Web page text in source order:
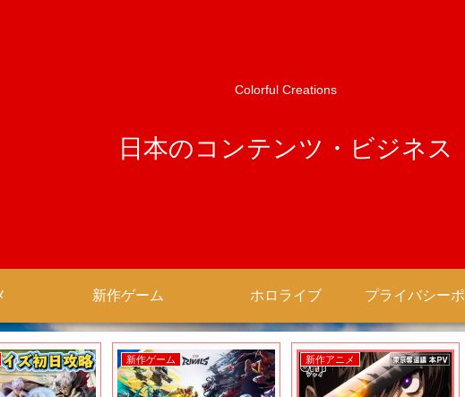
Colorful Creations
日本のコンテンツ・ビジネス
新作ゲーム ホロライブ
新作ゲーム 新作アニメ